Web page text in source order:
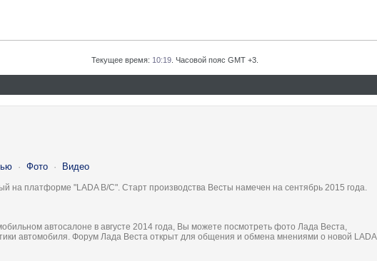
Текущее время: 10:19 . Часовой пояс GMT +3.
· Фото · Видео
на платформе "LADA B/C". Старт производства Весты намечен на сентябрь 2015 года.
автосалоне в августе 2014 года, Вы можете посмотреть фото Лада Веста,
автомобиля. Форум Лада Веста открыт для общения и обмена мнениями о новой LADA